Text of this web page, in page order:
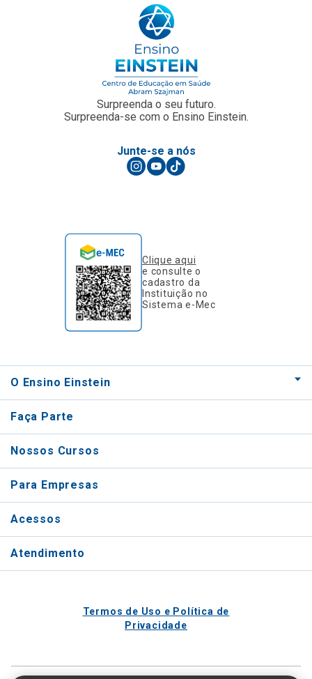
Surpreenda o seu futuro.
Surpreenda-se com o Ensino Einstein.
Junte-se a nós
Clique aqui
e consulte o
cadastro da
Instituição no
Sistema e-Mec
O Ensino Einstein
Faça Parte
Nossos Cursos
Para Empresas
Acessos
Atendimento
Termos de Uso e Política de
Privacidade